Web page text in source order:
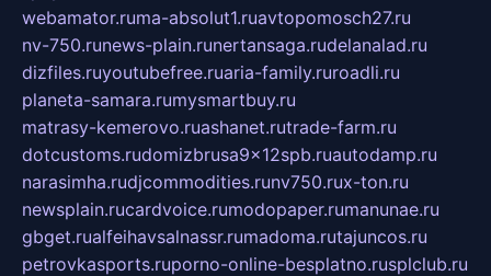
webamator.ruma-absolut1.ruavtopomosch27.ru
nv-750.runews-plain.runertansaga.rudelanalad.ru
dizfiles.ruyoutubefree.ruaria-family.ruroadli.ru
planeta-samara.rumysmartbuy.ru
matrasy-kemerovo.ruashanet.rutrade-farm.ru
dotcustoms.rudomizbrusa9x12spb.ruautodamp.ru
narasimha.rudjcommodities.runv750.rux-ton.ru
newsplain.rucardvoice.rumodopaper.rumanunae.ru
gbget.rualfeihavsalnassr.rumadoma.rutajuncos.ru
petrovkasports.ruporno-online-besplatno.rusplclub.ru